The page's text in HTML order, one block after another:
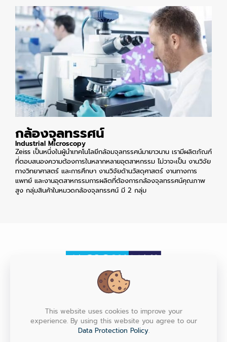
กล้องจุลทรรศน์
Industrial Microscopy
Zeiss เป็นหนึ่งในผู้นำเทคโนโลยีกล้อมจุลทรรศน์มายาวนาน เรามีผลิตภัณฑ์
ที่ตอบสนองความต้องการในหลากหลายอุตสาหกรรม ไม่วาจะเป็น งานวิจัย
ทางวิทยาศาสตร์ และการศึกษา งานวิจัยด้านวัสดุศาสตร์ งานทางการ
แพทย์ และงานอุตสาหกรรมการผลิตที่ต้องการกล้องจุลทรรศน์คุณภาพ
สูง กลุ่มสินค้าในหมวดกล้องจุลทรรศน์ มี 2 กลุ่ม
HEAD OFFICE
Factory Max Co., Ltd. (Head Office) 6/151, 153, 155, 157 M.7
Srinakarin Rd., T.Bangmuang, A.Muang, Samutprakarn
This website uses cookies to improve your
experience. By using this website you agree to our
Data Protection Policy.